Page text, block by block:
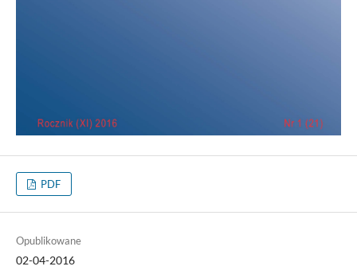
PDF
Opublikowane
02-04-2016